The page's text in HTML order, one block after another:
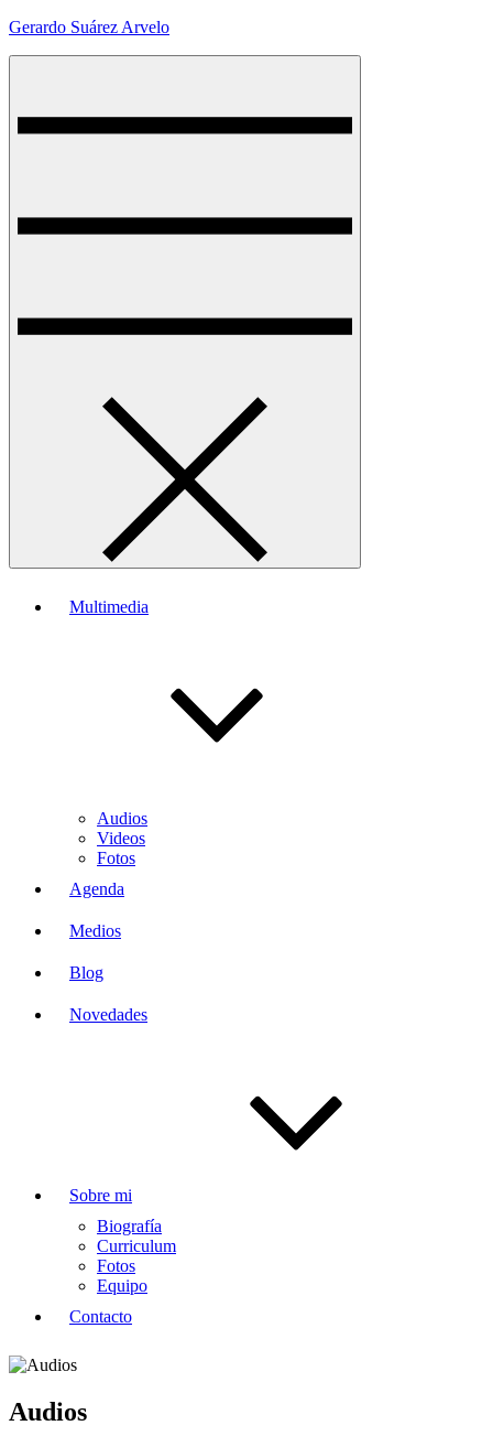
Skip
Gerardo Suárez Arvelo
Multimedia
Audios
Videos
Fotos
Agenda
Medios
Blog
Novedades
Sobre mi
Biografía
Curriculum
Fotos
Equipo
Contacto
Audios